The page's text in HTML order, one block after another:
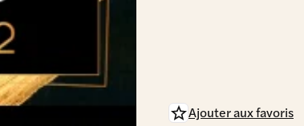
Ajouter aux favoris